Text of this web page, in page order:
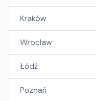
Kraków
Wrocław
Łódź
Poznań